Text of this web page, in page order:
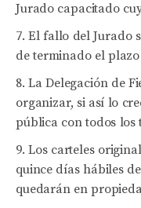
Jurado capacitado
El fallo del Jurado
de terminado el
La Delegación de
organizar, si así lo
pública con todos los
Los carteles
quince días hábiles
quedarán en